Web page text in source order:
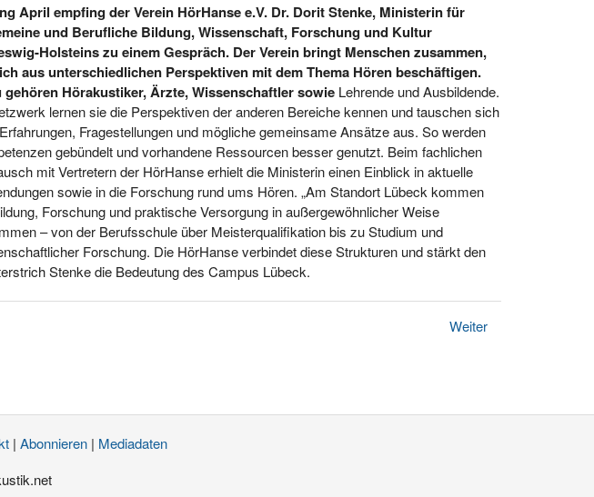
April empfing der Verein HörHanse e.V. Dr. Dorit Stenke, Ministerin für
und Berufliche Bildung, Wissenschaft, Forschung und Kultur
Holsteins zu einem Gespräch. Der Verein bringt Menschen zusammen,
aus unterschiedlichen Perspektiven mit dem Thema Hören beschäftigen.
gehören Hörakustiker, Ärzte, Wissenschaftler sowie Lehrende und Ausbildende.
lernen sie die Perspektiven der anderen Bereiche kennen und tauschen sich
Fragestellungen und mögliche gemeinsame Ansätze aus. So werden
gebündelt und vorhandene Ressourcen besser genutzt. Beim fachlichen
mit Vertretern der HörHanse erhielt die Ministerin einen Einblick in aktuelle
sowie in die Forschung rund ums Hören. „Am Standort Lübeck kommen
Forschung und praktische Versorgung in außergewöhnlicher Weise
– von der Berufsschule über Meisterqualifikation bis zu Studium und
Forschung. Die HörHanse verbindet diese Strukturen und stärkt den
Stenke die Bedeutung des Campus Lübeck.
Weiter
| Abonnieren | Mediadaten